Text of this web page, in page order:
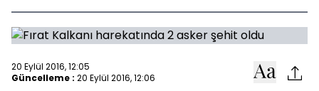
20 Eylül 2016, 12:05
Güncelleme : 20 Eylül 2016, 12:06